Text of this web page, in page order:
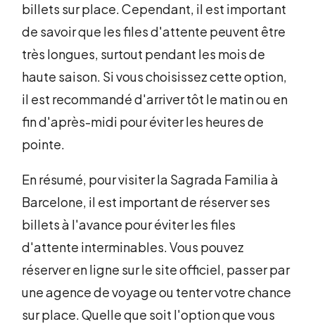
billets sur place. Cependant, il est important
de savoir que les files d'attente peuvent être
très longues, surtout pendant les mois de
haute saison. Si vous choisissez cette option,
il est recommandé d'arriver tôt le matin ou en
fin d'après-midi pour éviter les heures de
pointe.
En résumé, pour visiter la Sagrada Familia à
Barcelone, il est important de réserver ses
billets à l'avance pour éviter les files
d'attente interminables. Vous pouvez
réserver en ligne sur le site officiel, passer par
une agence de voyage ou tenter votre chance
sur place. Quelle que soit l'option que vous